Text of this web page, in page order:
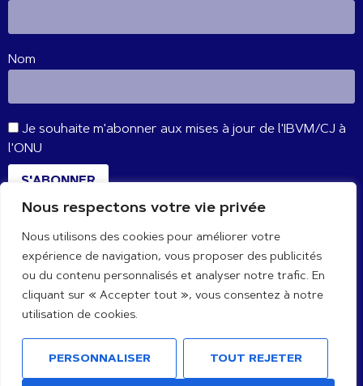
Nous respectons votre vie privée
Nous utilisons des cookies pour améliorer votre
expérience de navigation, vous proposer des publicités
ou du contenu personnalisés et analyser notre trafic. En
cliquant sur « Accepter tout », vous consentez à notre
utilisation de cookies.
PERSONNALISER TOUT REJETER
Nom
Je souhaite m'abonner aux mises à jour de l'IBVM/CJ à
l'ONU
S'ABONNER
CONNECTE-TOI AVEC NOUS